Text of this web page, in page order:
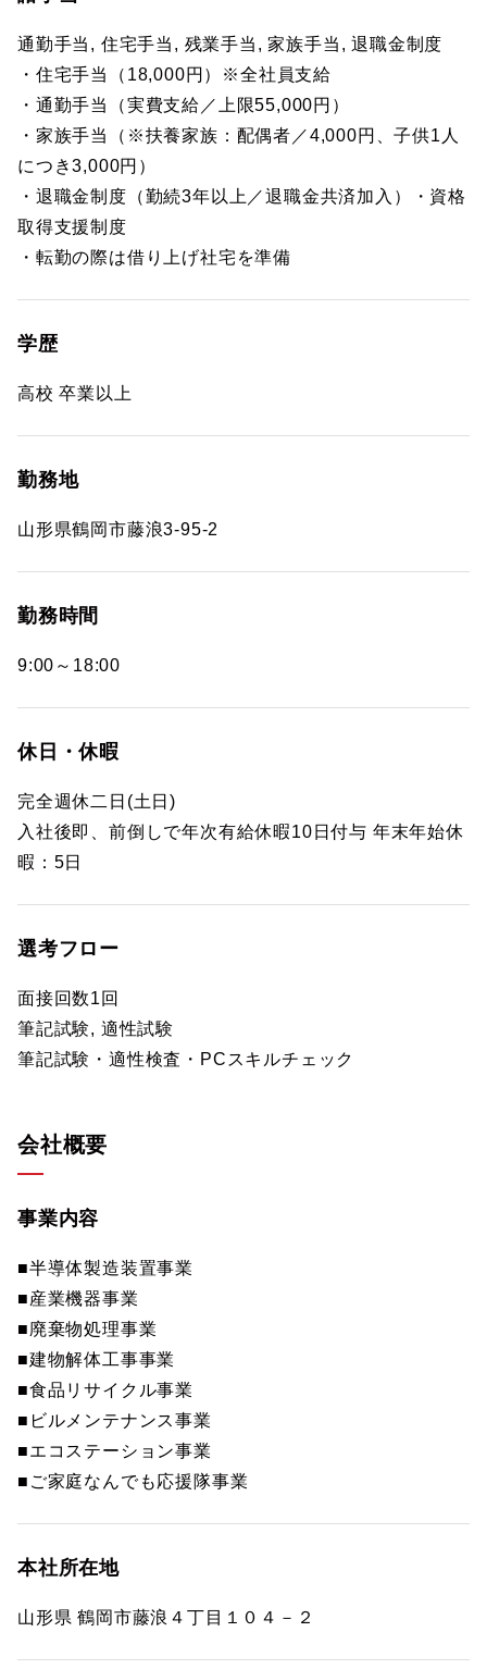
通勤手当, 住宅手当, 残業手当, 家族手当, 退職金制度
・住宅手当（18,000円）※全社員支給
・通勤手当（実費支給／上限55,000円）
・家族手当（※扶養家族：配偶者／4,000円、子供1人
につき3,000円）
・退職金制度（勤続3年以上／退職金共済加入）・資格
取得支援制度
・転勤の際は借り上げ社宅を準備
学歴
高校 卒業以上
勤務地
山形県鶴岡市藤浪3-95-2
勤務時間
9:00～18:00
休日・休暇
完全週休二日(土日)
入社後即、前倒しで年次有給休暇10日付与 年末年始休
暇：5日
選考フロー
面接回数1回
筆記試験, 適性試験
筆記試験・適性検査・PCスキルチェック
会社概要
事業内容
■半導体製造装置事業
■産業機器事業
■廃棄物処理事業
■建物解体工事事業
■食品リサイクル事業
■ビルメンテナンス事業
■エコステーション事業
■ご家庭なんでも応援隊事業
本社所在地
山形県 鶴岡市藤浪４丁目１０４－２